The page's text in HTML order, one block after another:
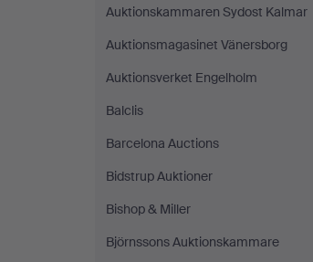
Auktionskammaren Sydost Kalmar
Auktionsmagasinet Vänersborg
Auktionsverket Engelholm
Balclis
Barcelona Auctions
Bidstrup Auktioner
Bishop & Miller
Björnssons Auktionskammare